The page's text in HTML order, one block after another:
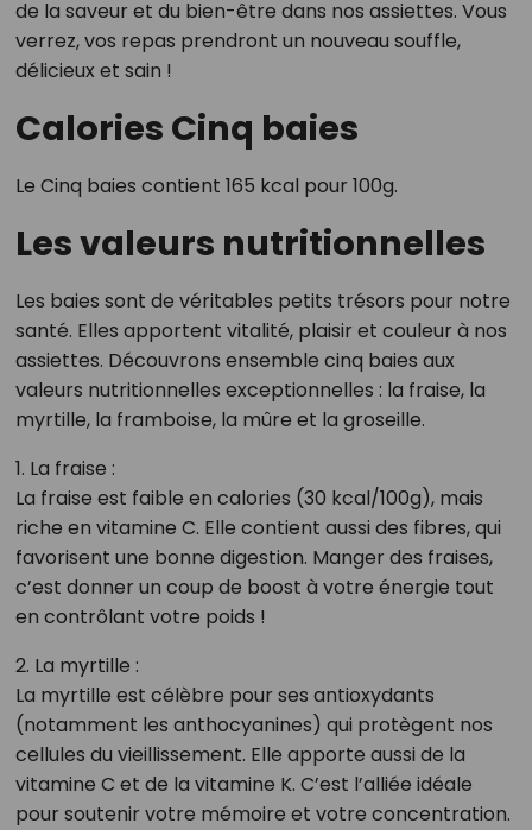
de la saveur et du bien-être dans nos assiettes. Vous
verrez, vos repas prendront un nouveau souffle,
délicieux et sain !
Calories Cinq baies
Le Cinq baies contient 165 kcal pour 100g.
Les valeurs nutritionnelles
Les baies sont de véritables petits trésors pour notre
santé. Elles apportent vitalité, plaisir et couleur à nos
assiettes. Découvrons ensemble cinq baies aux
valeurs nutritionnelles exceptionnelles : la fraise, la
myrtille, la framboise, la mûre et la groseille.
1. La fraise :
La fraise est faible en calories (30 kcal/100g), mais
riche en vitamine C. Elle contient aussi des fibres, qui
favorisent une bonne digestion. Manger des fraises,
c’est donner un coup de boost à votre énergie tout
en contrôlant votre poids !
2. La myrtille :
La myrtille est célèbre pour ses antioxydants
(notamment les anthocyanines) qui protègent nos
cellules du vieillissement. Elle apporte aussi de la
vitamine C et de la vitamine K. C’est l’alliée idéale
pour soutenir votre mémoire et votre concentration.